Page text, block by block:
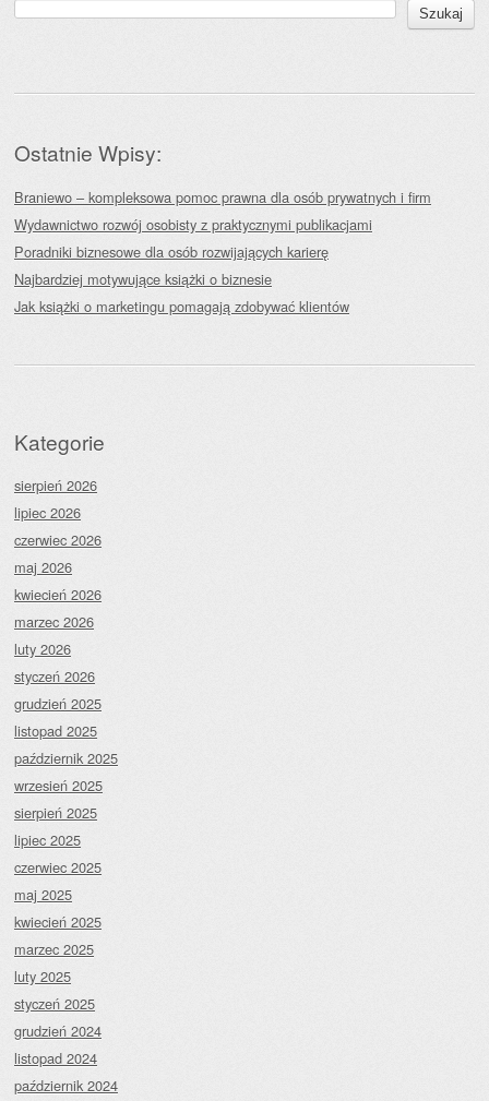
Szukaj
Ostatnie Wpisy:
Braniewo – kompleksowa pomoc prawna dla osób prywatnych i firm
Wydawnictwo rozwój osobisty z praktycznymi publikacjami
Poradniki biznesowe dla osób rozwijających karierę
Najbardziej motywujące książki o biznesie
Jak książki o marketingu pomagają zdobywać klientów
Kategorie
sierpień 2026
lipiec 2026
czerwiec 2026
maj 2026
kwiecień 2026
marzec 2026
luty 2026
styczeń 2026
grudzień 2025
listopad 2025
październik 2025
wrzesień 2025
sierpień 2025
lipiec 2025
czerwiec 2025
maj 2025
kwiecień 2025
marzec 2025
luty 2025
styczeń 2025
grudzień 2024
listopad 2024
październik 2024